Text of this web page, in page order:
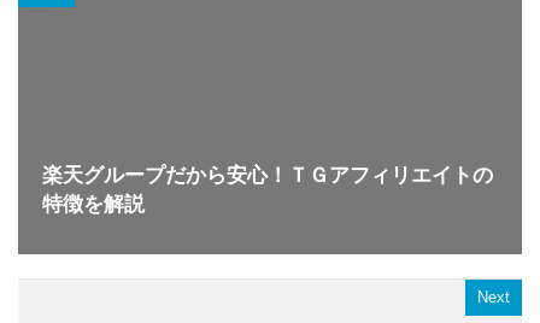
楽天グループだから安心！ＴＧアフィリエイトの
特徴を解説
Next